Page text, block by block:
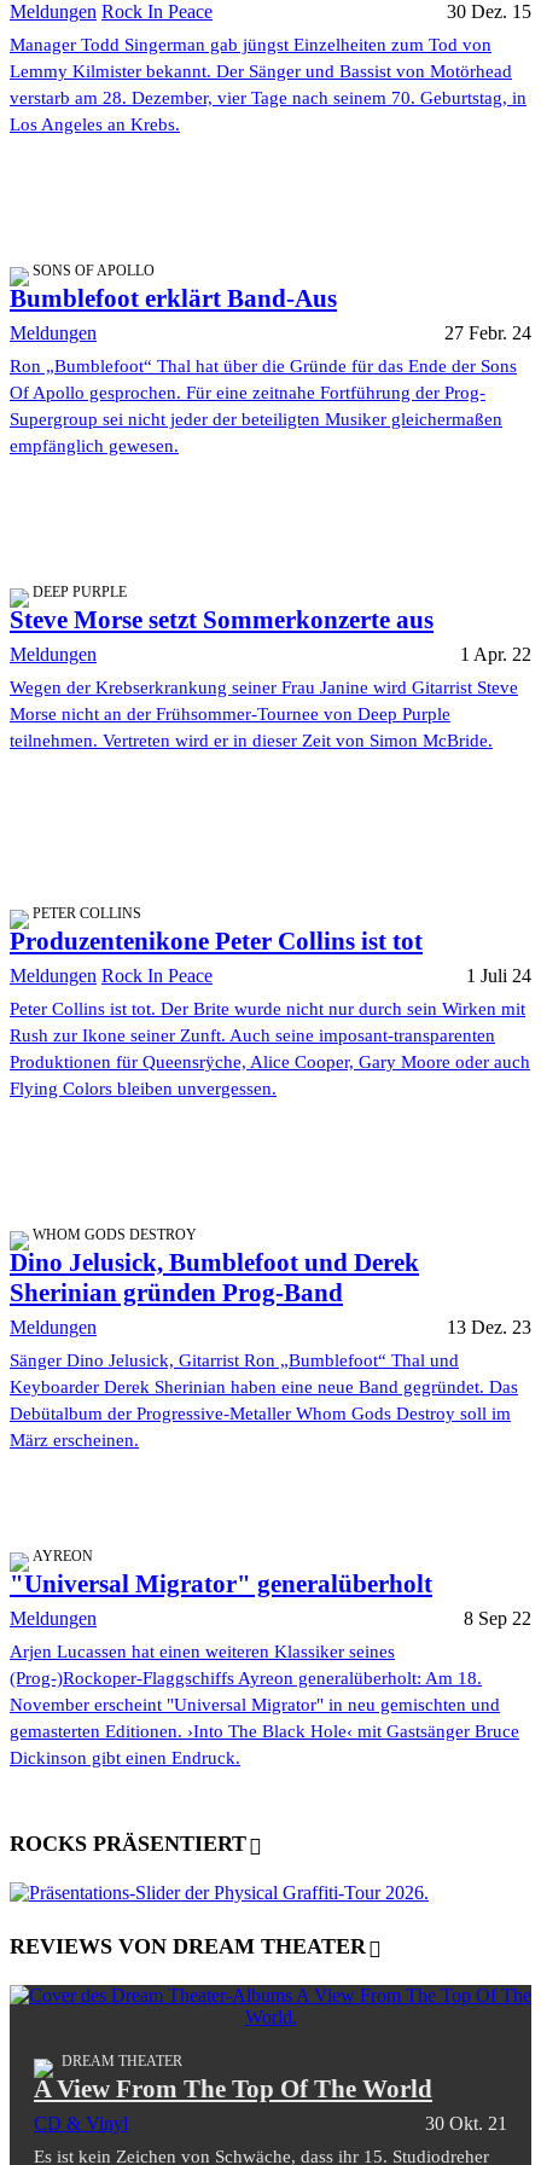
Meldungen Rock In Peace 30 Dez. 15
Manager Todd Singerman gab jüngst Einzelheiten zum Tod von
Lemmy Kilmister bekannt. Der Sänger und Bassist von Motörhead
verstarb am 28. Dezember, vier Tage nach seinem 70. Geburtstag, in
Los Angeles an Krebs.
SONS OF APOLLO
Bumblefoot erklärt Band-Aus
Meldungen 27 Febr. 24
Ron „Bumblefoot“ Thal hat über die Gründe für das Ende der Sons
Of Apollo gesprochen. Für eine zeitnahe Fortführung der Prog-
Supergroup sei nicht jeder der beteiligten Musiker gleichermaßen
empfänglich gewesen.
DEEP PURPLE
Steve Morse setzt Sommerkonzerte aus
Meldungen 1 Apr. 22
Wegen der Krebserkrankung seiner Frau Janine wird Gitarrist Steve
Morse nicht an der Frühsommer-Tournee von Deep Purple
teilnehmen. Vertreten wird er in dieser Zeit von Simon McBride.
PETER COLLINS
Produzentenikone Peter Collins ist tot
Meldungen Rock In Peace 1 Juli 24
Peter Collins ist tot. Der Brite wurde nicht nur durch sein Wirken mit
Rush zur Ikone seiner Zunft. Auch seine imposant-transparenten
Produktionen für Queensrÿche, Alice Cooper, Gary Moore oder auch
Flying Colors bleiben unvergessen.
WHOM GODS DESTROY
Dino Jelusick, Bumblefoot und Derek
Sherinian gründen Prog-Band
Meldungen 13 Dez. 23
Sänger Dino Jelusick, Gitarrist Ron „Bumblefoot“ Thal und
Keyboarder Derek Sherinian haben eine neue Band gegründet. Das
Debütalbum der Progressive-Metaller Whom Gods Destroy soll im
März erscheinen.
AYREON
"Universal Migrator" generalüberholt
Meldungen 8 Sep 22
Arjen Lucassen hat einen weiteren Klassiker seines
(Prog-)Rockoper-Flaggschiffs Ayreon generalüberholt: Am 18.
November erscheint "Universal Migrator" in neu gemischten und
gemasterten Editionen. ›Into The Black Hole‹ mit Gastsänger Bruce
Dickinson gibt einen Endruck.
ROCKS PRÄSENTIERT
REVIEWS VON DREAM THEATER
DREAM THEATER
A View From The Top Of The World
CD & Vinyl 30 Okt. 21
Es ist kein Zeichen von Schwäche, dass ihr 15. Studiodreher